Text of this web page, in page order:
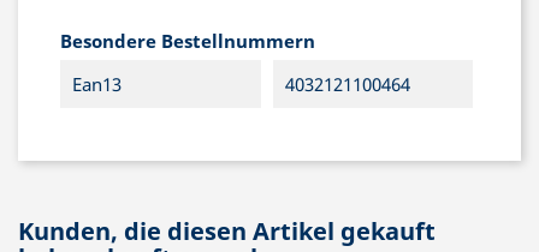
Besondere Bestellnummern
Ean13
4032121100464
Kunden, die diesen Artikel gekauft